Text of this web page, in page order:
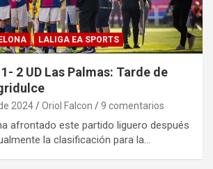
LALIGA EA SPORTS
2 UD Las Palmas: Tarde de
2024 Oriol Falcon 9 comentarios
afrontado este partido liguero después
la clasificación para la…